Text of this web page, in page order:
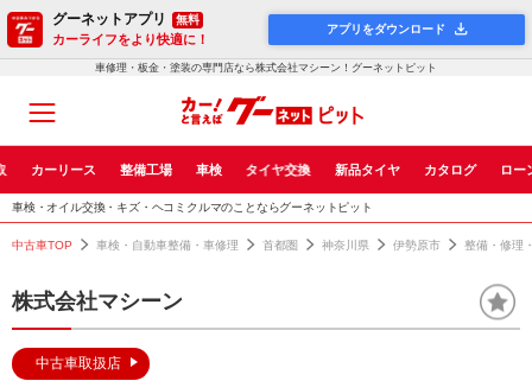
グーネットアプリ 無料
カーライフをより快適に！
アプリをダウンロード
車修理・板金・塗装の専門店なら株式会社マシーン！グーネットピット
カーリース 整備工場 車検 タイヤ交換 新品タイヤ カタログ ロー
車検・オイル交換・キズ・ヘコミクルマのことならグーネットピット
中古車TOP 車検・自動車整備・車修理 首都圏 神奈川県 伊勢原市 整備・修理
株式会社マシーン
中古車取扱店